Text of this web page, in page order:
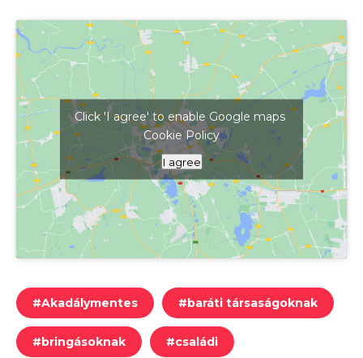
Kattints ide a térkép megjelenítéséhez
Click 'I agree' to enable Google maps
Cookie Policy
I agree
#Akadálymentes # baráti társaságoknak
# bringásoknak #családi